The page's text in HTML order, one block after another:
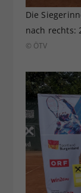
Die
nach rechts:
© ÖTV